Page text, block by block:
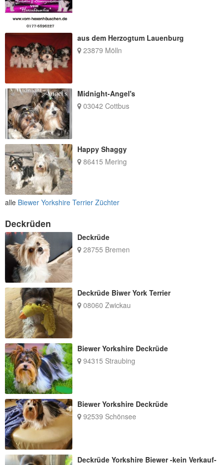
aus dem Herzogtum Lauenburg
23879 Mölln
Midnight-Angel's
03042 Cottbus
Happy Shaggy
86415 Mering
alle Biewer Yorkshire Terrier Züchter
Deckrüden
Deckrüde
28755 Bremen
Deckrüde Biwer York Terrier
08060 Zwickau
Biewer Yorkshire Deckrüde
94315 Straubing
Biewer Yorkshire Deckrüde
92539 Schönsee
Deckrüde Yorkshire Biewer -kein Verkauf-